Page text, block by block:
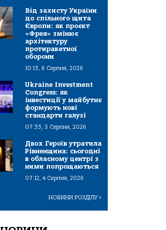
Від захисту України
до спільного щита
Європи: як проєкт
«Фрея» змінює
архітектуру
протиракетної
оборони
10:13, 6 Серпня, 2026
Ukraine Investment
Congress: як
інвестиції у майбутнє
формують нові
стандарти галузі
07:33, 5 Серпня, 2026
Двох Героїв утратила
Рівненщина: сьогодні
в обласному центрі з
ними попрощаються
07:12, 4 Серпня, 2026
НОВИНИ РОЗДІЛУ>